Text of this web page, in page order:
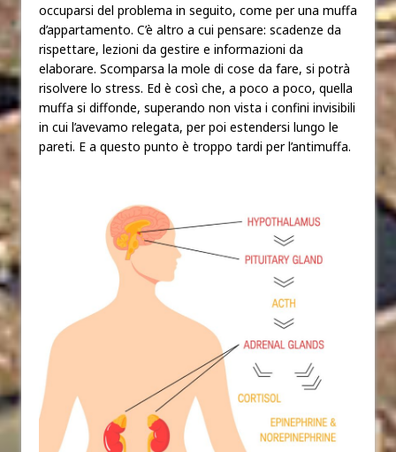
occuparsi del problema in seguito, come per una muffa
d’appartamento. C’è altro a cui pensare: scadenze da
rispettare, lezioni da gestire e informazioni da
elaborare. Scomparsa la mole di cose da fare, si potrà
risolvere lo stress. Ed è così che, a poco a poco, quella
muffa si diffonde, superando non vista i confini invisibili
in cui l’avevamo relegata, per poi estendersi lungo le
pareti. E a questo punto è troppo tardi per l’antimuffa.